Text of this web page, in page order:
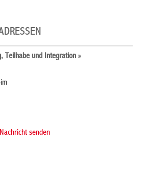
Teilhabe und Integration »
senden